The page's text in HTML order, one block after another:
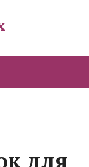
для